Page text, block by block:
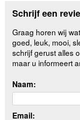
Schrijf een
Graag horen wij
goed, leuk, mooi,
schrijf gerust alles
maar u informeert
Naam:
Email: